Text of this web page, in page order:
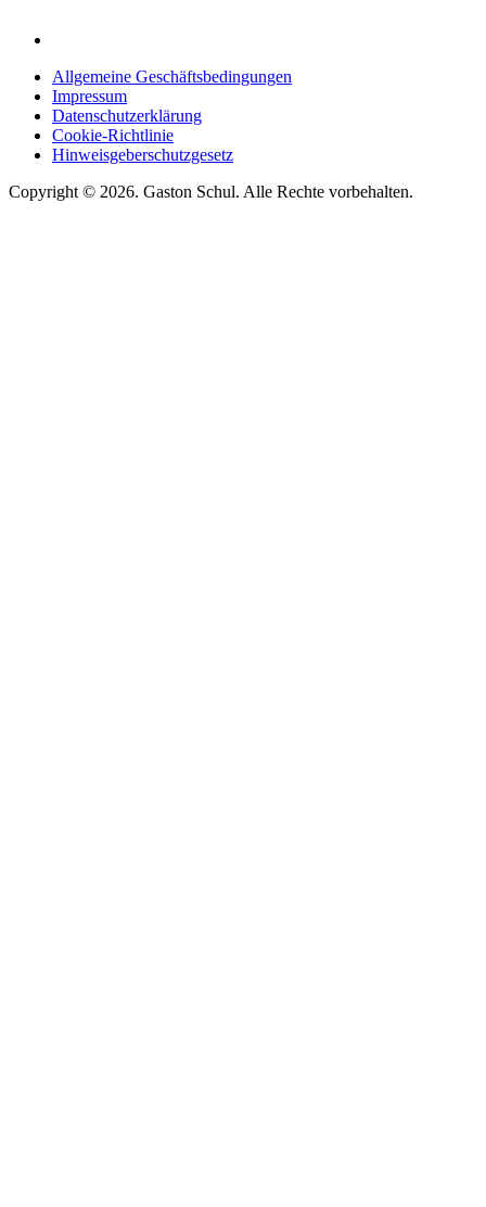
Allgemeine Geschäftsbedingungen
Impressum
Datenschutzerklärung
Cookie-Richtlinie
Hinweisgeberschutzgesetz
Copyright © 2026. Gaston Schul. Alle Rechte vorbehalten.